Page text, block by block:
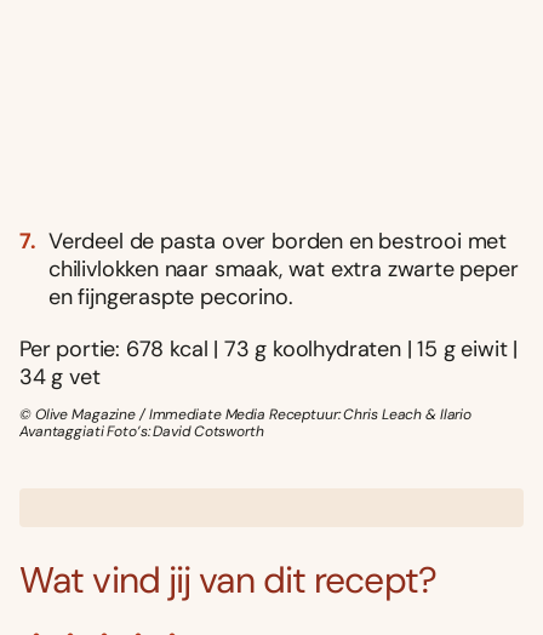
Verdeel de pasta over borden en bestrooi met
chilivlokken naar smaak, wat extra zwarte peper
en fijngeraspte pecorino.
Per portie: 678 kcal | 73 g koolhydraten | 15 g eiwit |
34 g vet
© Olive Magazine / Immediate Media Receptuur: Chris Leach & Ilario
Avantaggiati Foto’s: David Cotsworth
Wat vind jij van dit recept?